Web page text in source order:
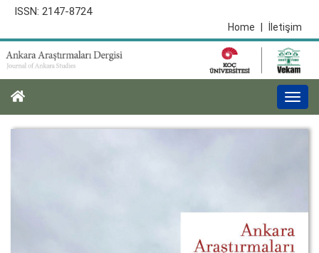
ISSN: 2147-8724
İletişim
Home